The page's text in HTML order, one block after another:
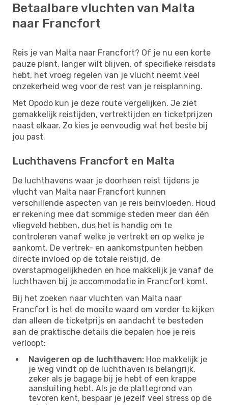
Betaalbare vluchten van Malta
naar Francfort
Reis je van Malta naar Francfort? Of je nu een korte
pauze plant, langer wilt blijven, of specifieke reisdata
hebt, het vroeg regelen van je vlucht neemt veel
onzekerheid weg voor de rest van je reisplanning.
Met Opodo kun je deze route vergelijken. Je ziet
gemakkelijk reistijden, vertrektijden en ticketprijzen
naast elkaar. Zo kies je eenvoudig wat het beste bij
jou past.
Luchthavens Francfort en Malta
De luchthavens waar je doorheen reist tijdens je
vlucht van Malta naar Francfort kunnen
verschillende aspecten van je reis beïnvloeden. Houd
er rekening mee dat sommige steden meer dan één
vliegveld hebben, dus het is handig om te
controleren vanaf welke je vertrekt en op welke je
aankomt. De vertrek- en aankomstpunten hebben
directe invloed op de totale reistijd, de
overstapmogelijkheden en hoe makkelijk je vanaf de
luchthaven bij je accommodatie in Francfort komt.
Bij het zoeken naar vluchten van Malta naar
Francfort is het de moeite waard om verder te kijken
dan alleen de ticketprijs en aandacht te besteden
aan de praktische details die bepalen hoe je reis
verloopt:
Navigeren op de luchthaven: Hoe makkelijk je
je weg vindt op de luchthaven is belangrijk,
zeker als je bagage bij je hebt of een krappe
aansluiting hebt. Als je de plattegrond van
tevoren kent, bespaar je jezelf veel stress op de